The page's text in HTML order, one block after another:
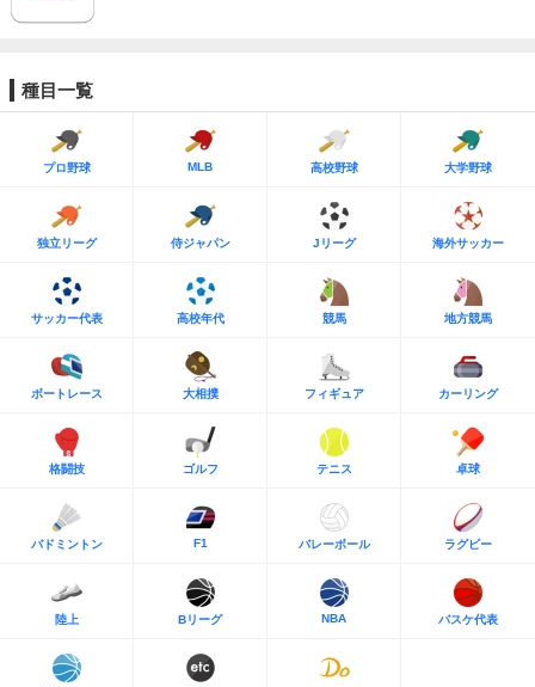
種目一覧
プロ野球 MLB 高校野球 大学野球
独立リーグ 侍ジャパン Jリーグ 海外サッカー
サッカー代表 高校年代 競馬 地方競馬
ボートレース 大相撲 フィギュア カーリング
格闘技 ゴルフ テニス 卓球
バドミントン F1 バレーボール ラグビー
陸上 Bリーグ NBA バスケ代表